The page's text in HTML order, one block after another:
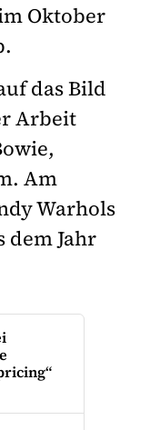
Oktober
das Bild
Arbeit
Am
Warhols
dem Jahr